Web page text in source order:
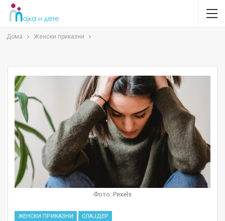
Дома Женски приказни
Фото: Pexels
ЖЕНСКИ ПРИКАЗНИ СЛАЈДЕР